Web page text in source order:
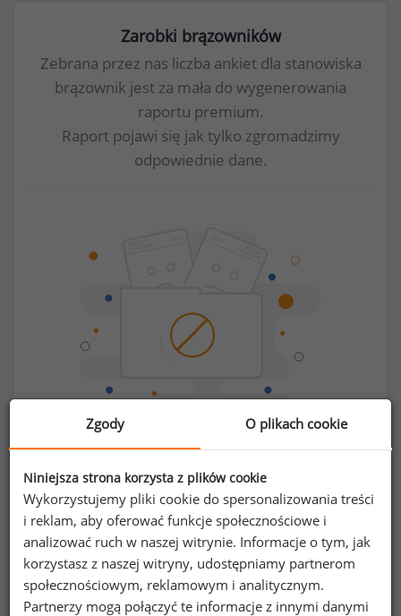
Zarobki brązowników
Zebrana przez nas liczba ankiet dla stanowiska
brązownik jest za mała do wygenerowania
raportu premium.
Raport pojawi się jak tylko zgromadzimy
odpowiednie dane.
Chcesz porównać swoje zarobki z innymi?
Sprawdź ile powinieneś zarabiać
Zgody O plikach cookie
Niniejsza strona korzysta z plików cookie
Wykorzystujemy pliki cookie do spersonalizowania treści
i reklam, aby oferować funkcje społecznościowe i
analizować ruch w naszej witrynie. Informacje o tym, jak
korzystasz z naszej witryny, udostępniamy partnerom
społecznościowym, reklamowym i analitycznym.
Partnerzy mogą połączyć te informacje z innymi danymi